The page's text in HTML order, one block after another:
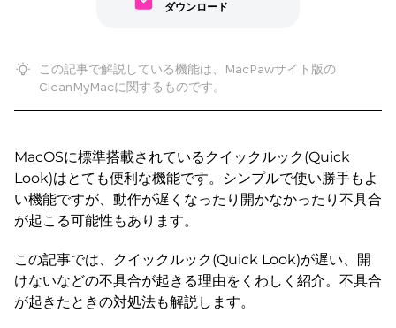
ダウンロード
この記事で解説している機能は、MacPawサイト版の
CleanMyMacに関するものです。
MacOSに標準搭載されているクイックルック(Quick
Look)はとても便利な機能です。シンプルで使い勝手もよ
い機能ですが、動作が遅くなったり開かなかったり不具合
が起こる可能性もあります。
この記事では、クイックルック(Quick Look)が遅い、開
けないなどの不具合が起きる理由をくわしく紹介。不具合
が起きたときの対処法も解説します。